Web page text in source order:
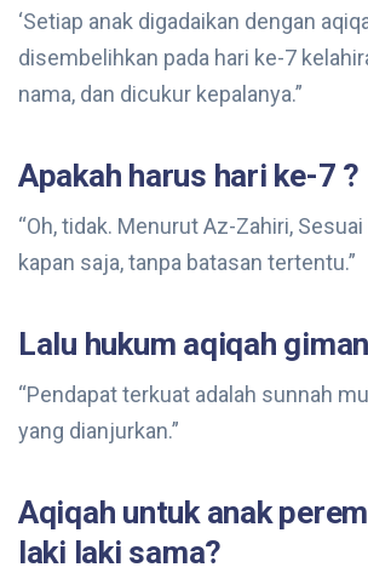
‘Setiap anak digadaikan dengan
disembelihkan pada hari ke-7
nama, dan dicukur kepalanya.”
Apakah harus hari ke-7 ?
“Oh, tidak. Menurut Az-Zahiri,
kapan saja, tanpa batasan tertentu.”
Lalu hukum aqiqah
“Pendapat terkuat adalah sunnah
yang dianjurkan.”
Aqiqah untuk anak
laki laki sama?